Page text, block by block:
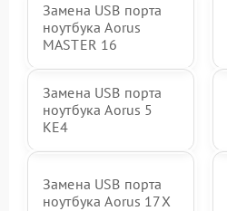
Замена USB порта
ноутбука Aorus
MASTER 16
Замена USB порта
ноутбука Aorus 5
KE4
Замена USB порта
ноутбука Aorus 17X